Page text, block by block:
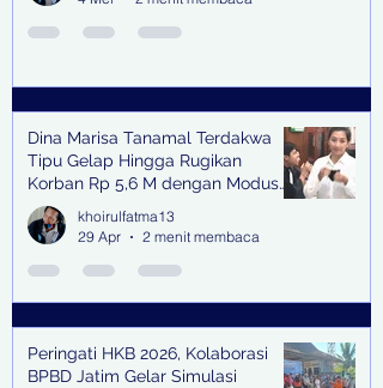
Dina Marisa Tanamal Terdakwa
Tipu Gelap Hingga Rugikan
Korban Rp 5,6 M dengan Modus
Kerja Sama Impor Bodong
khoirulfatma13
29 Apr
2 menit membaca
Peringati HKB 2026, Kolaborasi
BPBD Jatim Gelar Simulasi